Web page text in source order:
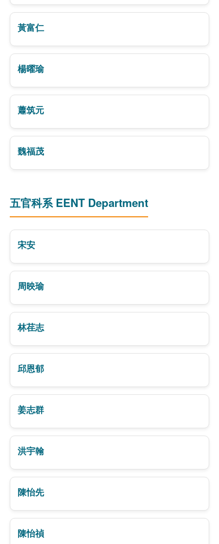
黃富仁
楊曜瑜
蕭筑元
魏福茂
五官科系 EENT Department
宋安
周映瑜
林荏志
邱恩郁
姜志群
洪宇翰
陳怡先
陳怡禎